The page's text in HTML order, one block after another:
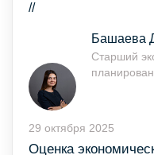
//
Башаева
Старший
29 октября 2025
Оценка